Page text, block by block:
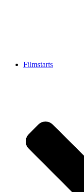
Filmstarts